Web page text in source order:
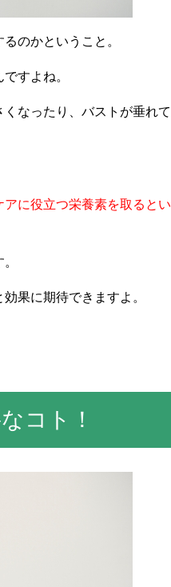
のかということ。
すよね。
なったり、バストが垂れて
アに役立つ栄養素を取るとい
果に期待できますよ。
コト！